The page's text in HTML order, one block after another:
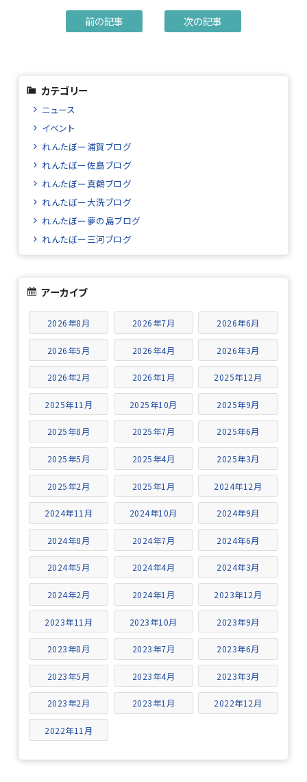
前の記事 次の記事
カテゴリー
ニュース
イベント
れんたぼー浦賀ブログ
れんたぼー佐島ブログ
れんたぼー真鶴ブログ
れんたぼー大洗ブログ
れんたぼー夢の島ブログ
れんたぼー三河ブログ
アーカイブ
2026年8月 2026年7月 2026年6月
2026年5月 2026年4月 2026年3月
2026年2月 2026年1月 2025年12月
2025年11月 2025年10月 2025年9月
2025年8月 2025年7月 2025年6月
2025年5月 2025年4月 2025年3月
2025年2月 2025年1月 2024年12月
2024年11月 2024年10月 2024年9月
2024年8月 2024年7月 2024年6月
2024年5月 2024年4月 2024年3月
2024年2月 2024年1月 2023年12月
2023年11月 2023年10月 2023年9月
2023年8月 2023年7月 2023年6月
2023年5月 2023年4月 2023年3月
2023年2月 2023年1月 2022年12月
2022年11月